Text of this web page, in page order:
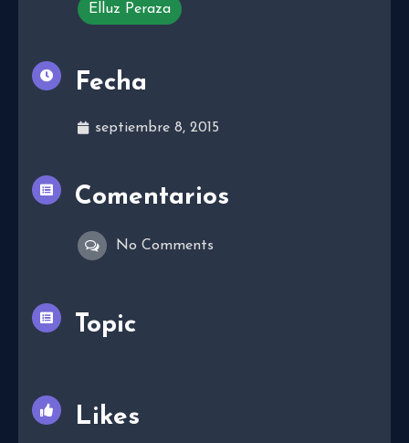
Elluz Peraza
Fecha
septiembre 8, 2015
Comentarios
No Comments
Topic
Likes